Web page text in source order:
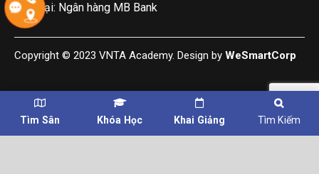
Tại: Ngân hàng MB Bank
Copyright © 2023 VNTA Academy. Design by WeSmartCorp
Tìm Sân Khóa Học Khai Giảng Tìm Kiếm